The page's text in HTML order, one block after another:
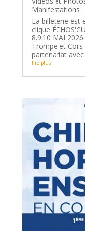
Manifestations
La billeterie est
clique
8.9.10 MAI
Trompe et Cors
partenariat avec
lire plus